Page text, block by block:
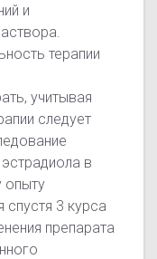
и
терапии
учитывая
следует
в
опыту
спустя 3 курса
препарата